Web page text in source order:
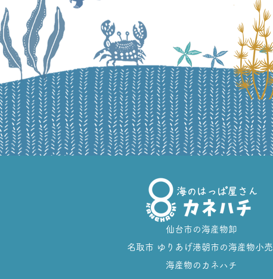
仙台市の​海産物卸
名取市 ゆりあげ港朝市の海産物小売
​海産物のカネハチ